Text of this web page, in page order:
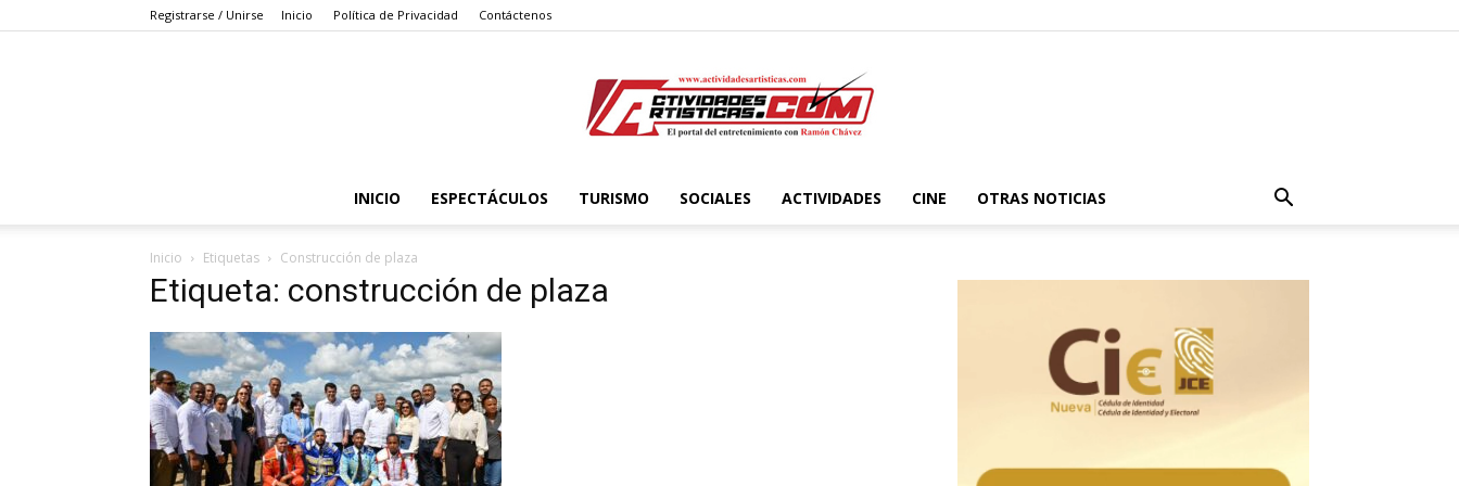
Registrarse / Unirse Inicio Política de Privacidad Contáctenos
Actividadesartisticas.com
INICIO ESPECTÁCULOS TURISMO SOCIALES ACTIVIDADES CINE OTRAS NOTICIAS
Inicio Etiquetas Construcción de plaza
Etiqueta: construcción de plaza